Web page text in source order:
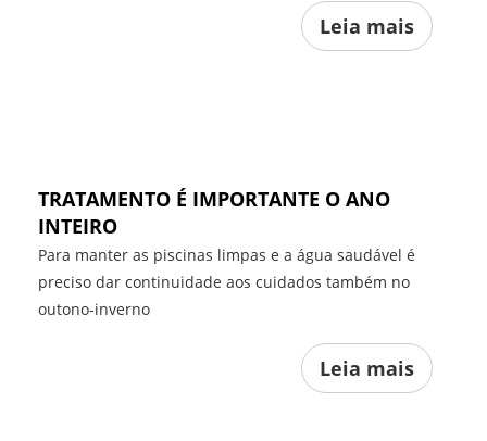
Leia mais
TRATAMENTO É IMPORTANTE O ANO
INTEIRO
Para manter as piscinas limpas e a água saudável é
preciso dar continuidade aos cuidados também no
outono-inverno
Leia mais